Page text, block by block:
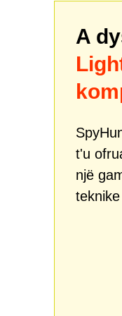
A
t'u
një